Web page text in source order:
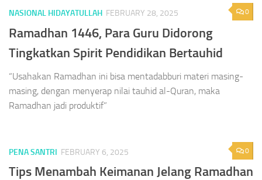
0
NASIONAL HIDAYATULLAH FEBRUARY 28, 2025
Ramadhan 1446, Para Guru Didorong
Tingkatkan Spirit Pendidikan Bertauhid
“Usahakan Ramadhan ini bisa mentadabburi materi masing-
masing, dengan menyerap nilai tauhid al-Quran, maka
Ramadhan jadi produktif”
0
PENA SANTRI FEBRUARY 6, 2025
Tips Menambah Keimanan Jelang Ramadhan